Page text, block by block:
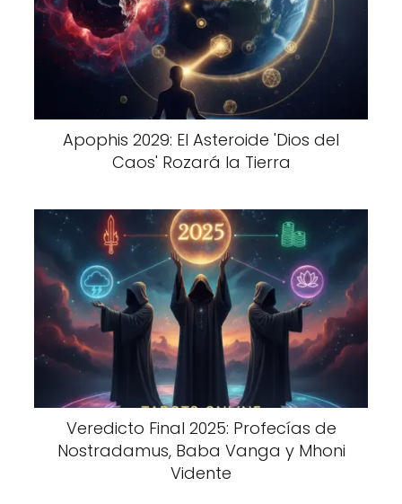
Apophis 2029: El Asteroide 'Dios del
Caos' Rozará la Tierra
Veredicto Final 2025: Profecías de
Nostradamus, Baba Vanga y Mhoni
Vidente